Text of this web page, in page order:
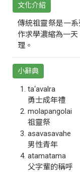
文化介紹
傳統祖靈祭是一
作求學濃縮為一天
理。
小辭典
ta‘avalra
勇士成年禮
molapangolai
祖靈祭
asavasavahe
男性青年
atamatama
父字輩的稱呼